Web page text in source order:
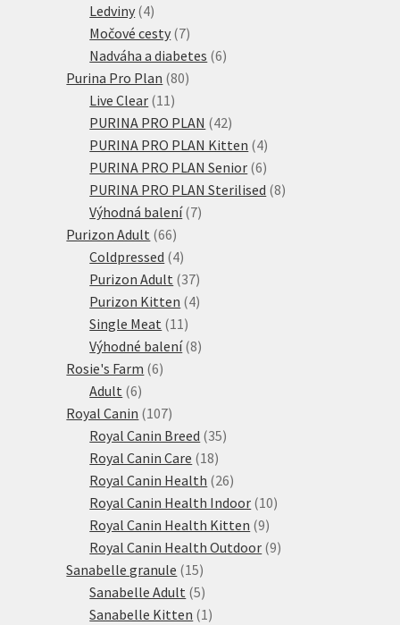
produkty
Ledviny 44
produkty
Močové cesty 77
produktů
Nadváha a diabetes 66
Purina Pro Plan 8080
Live Clear 1111
produktů
PURINA PRO PLAN 4242
produktů
PURINA PRO PLAN Kitten 44
produkty
PURINA PRO PLAN Senior 66
produktů
PURINA PRO PLAN Sterilised 88
Výhodná balení 77
Purizon Adult 6666
produktů
Coldpressed 44
produkty
Purizon Adult 3737
produktů
Purizon Kitten 44
Single Meat 1111
produktů
Výhodné balení 88
Rosie's Farm 66
Adult 66
produktů
Royal Canin 107107
produktů
Royal Canin Breed 3535
Royal Canin Care 1818
produktů
Royal Canin Health 2626
produktů
Royal Canin Health Indoor 1010
Royal Canin Health Kitten 99
produktů
Royal Canin Health Outdoor 99
Sanabelle granule 1515
produktů
Sanabelle Adult 55
produktů
Sanabelle Kitten 11